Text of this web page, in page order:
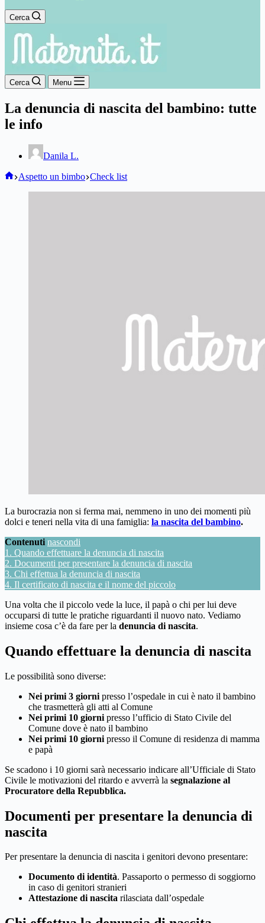
Cerca
Cerca Menu
La denuncia di nascita del bambino: tutte
le info
Danila L.
Home
Aspetto un bimbo Check list
La burocrazia non si ferma mai, nemmeno in uno dei momenti più
dolci e teneri nella vita di una famiglia: la nascita del bambino.
Contenuti nascondi
1. Quando effettuare la denuncia di nascita
2. Documenti per presentare la denuncia di nascita
3. Chi effettua la denuncia di nascita
4. Il certificato di nascita e il nome del piccolo
Una volta che il piccolo vede la luce, il papà o chi per lui deve
occuparsi di tutte le pratiche riguardanti il nuovo nato. Vediamo
insieme cosa c’è da fare per la denuncia di nascita.
Quando effettuare la denuncia di nascita
Le possibilità sono diverse:
Nei primi 3 giorni presso l’ospedale in cui è nato il bambino
che trasmetterà gli atti al Comune
Nei primi 10 giorni presso l’ufficio di Stato Civile del
Comune dove è nato il bambino
Nei primi 10 giorni presso il Comune di residenza di mamma
e papà
Se scadono i 10 giorni sarà necessario indicare all’Ufficiale di Stato
Civile le motivazioni del ritardo e avverrà la segnalazione al
Procuratore della Repubblica.
Documenti per presentare la denuncia di
nascita
Per presentare la denuncia di nascita i genitori devono presentare:
Documento di identità. Passaporto o permesso di soggiorno
in caso di genitori stranieri
Attestazione di nascita rilasciata dall’ospedale